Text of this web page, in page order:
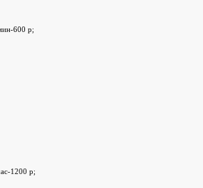
600 р;
1200 р;